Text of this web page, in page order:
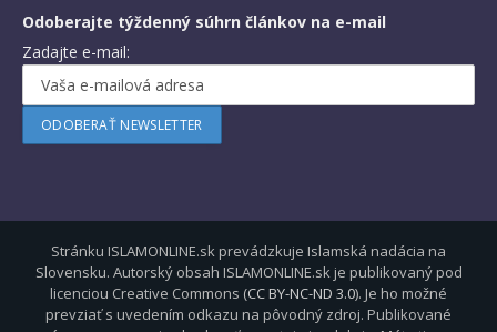
Odoberajte týždenný súhrn článkov na e-mail
Zadajte e-mail:
Stránku ISLAMONLINE.sk prevádzkuje Islamská nadácia na
Slovensku. Autorský obsah ISLAMONLINE.sk je publikovaný pod
licenciou Creative Commons (CC BY-NC-ND 3.0). Je ho možné
prevziať s uvedením odkazu na pôvodný zdroj. Publikované